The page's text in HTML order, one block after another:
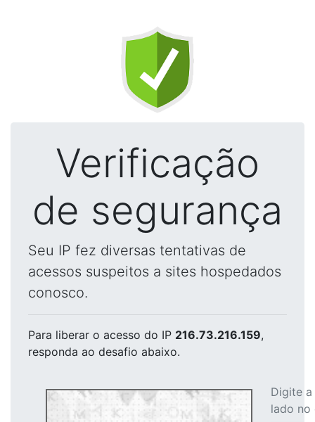
Verificação
de segurança
Seu IP fez diversas tentativas de
acessos suspeitos a sites hospedados
conosco.
Para liberar o acesso do IP 216.73.216.159,
responda ao desafio abaixo.
Digite
lado no